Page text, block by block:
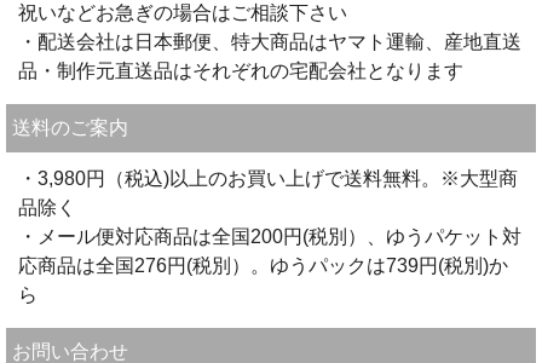
祝いなどお急ぎの場合はご相談下さい
・配送会社は日本郵便、特大商品はヤマト運輸、産地直送
品・制作元直送品はそれぞれの宅配会社となります
送料のご案内
・3,980円（税込)以上のお買い上げで送料無料。※大型商
品除く
・メール便対応商品は全国200円(税別）、ゆうパケット対
応商品は全国276円(税別）。ゆうパックは739円(税別)か
ら
お問い合わせ